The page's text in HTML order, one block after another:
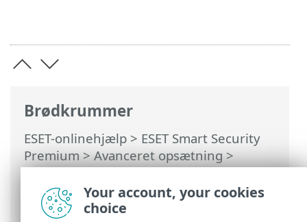
Brødkrummer
ESET-onlinehjælp > ESET Smart Security
Premium>Avanceret opsætning>
Scanninger>Skybaseret beskyttelse>
Udeladelsesfilter for skybaseret
beskyttelse
Your account, your cookies
choice